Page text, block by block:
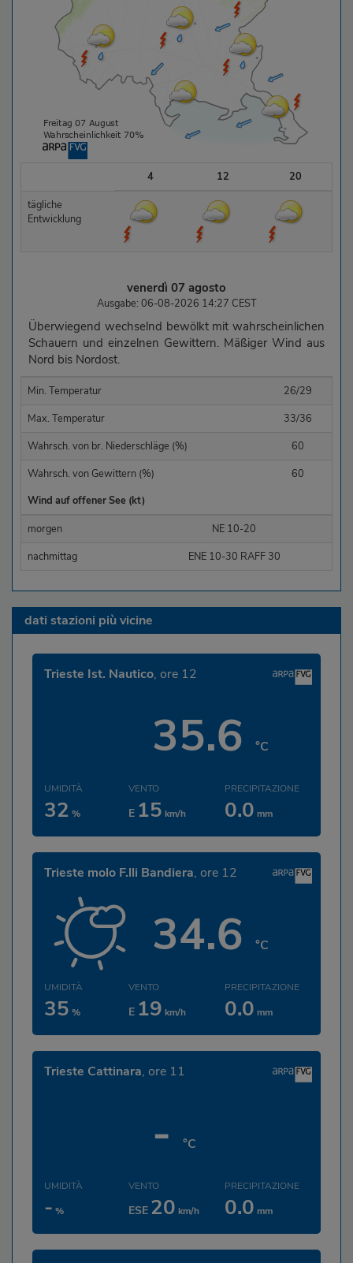
4 12
20
tägliche
Entwicklung
venerdì 07 agosto
Ausgabe: 06-08-2026 14:27 CEST
Überwiegend wechselnd bewölkt mit wahrscheinlichen
Schauern und einzelnen Gewittern. Mäßiger Wind aus
Nord bis Nordost.
Min. Temperatur
26/29
Max. Temperatur
33/36
Wahrsch. von br. Niederschläge (%)
60
Wahrsch. von Gewittern (%)
60
Wind auf offener See (kt)
morgen
NE 10-20
nachmittag
ENE 10-30 RAFF 30
dati stazioni più vicine
Trieste Ist. Nautico, ore 12
35.6 °C
UMIDITÀ
32 %
VENTO
E 15 km/h
PRECIPITAZIONE
0.0 mm
Trieste molo F.lli Bandiera, ore 12
34.6 °C
UMIDITÀ
35 %
VENTO
E 19 km/h
PRECIPITAZIONE
0.0 mm
Trieste Cattinara, ore 11
- °C
UMIDITÀ
- %
VENTO
ESE 20 km/h
PRECIPITAZIONE
0.0 mm